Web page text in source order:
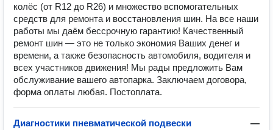
колёс (от R12 до R26) и множество вспомогательных
средств для ремонта и восстановления шин. На все наши
работы мы даём бессрочную гарантию! Качественный
ремонт шин — это не только экономия Ваших денег и
времени, а также безопасность автомобиля, водителя и
всех участников движения! Мы рады предложить Вам
обслуживание вашего автопарка. Заключаем договора,
форма оплаты любая. Постоплата.
Диагностики пневматической подвески —